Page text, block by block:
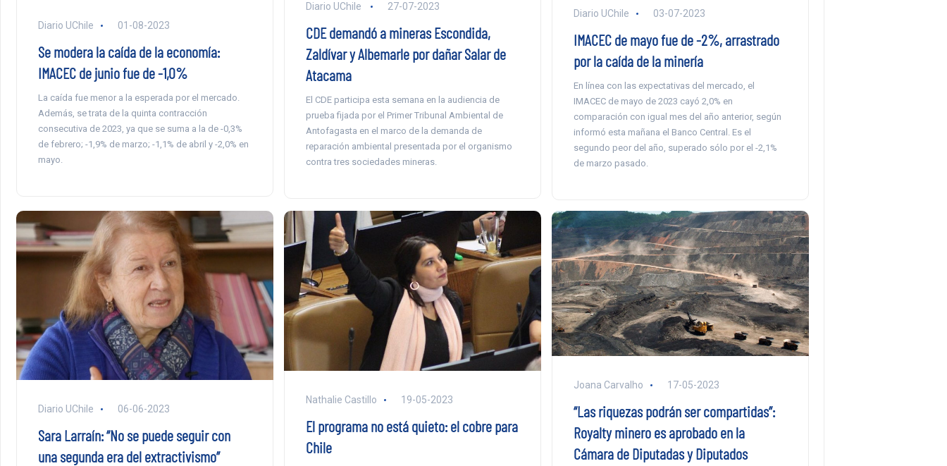
Diario UChile 01-08-2023
Se modera la caída de la economía:
IMACEC de junio fue de -1,0%
La caída fue menor a la esperada por el mercado.
Además, se trata de la quinta contracción
consecutiva de 2023, ya que se suma a la de -0,3%
de febrero; -1,9% de marzo; -1,1% de abril y -2,0% en
mayo.
Diario UChile 27-07-2023
CDE demandó a mineras Escondida,
Zaldívar y Albemarle por dañar Salar de
Atacama
El CDE participa esta semana en la audiencia de
prueba fijada por el Primer Tribunal Ambiental de
Antofagasta en el marco de la demanda de
reparación ambiental presentada por el organismo
contra tres sociedades mineras.
Diario UChile 03-07-2023
IMACEC de mayo fue de -2%, arrastrado
por la caída de la minería
En línea con las expectativas del mercado, el
IMACEC de mayo de 2023 cayó 2,0% en
comparación con igual mes del año anterior, según
informó esta mañana el Banco Central. Es el
segundo peor del año, superado sólo por el -2,1%
de marzo pasado.
Diario UChile 06-06-2023
Sara Larraín: “No se puede seguir con
una segunda era del extractivismo”
Nathalie Castillo 19-05-2023
El programa no está quieto: el cobre para
Chile
Joana Carvalho 17-05-2023
“Las riquezas podrán ser compartidas”:
Royalty minero es aprobado en la
Cámara de Diputadas y Diputados